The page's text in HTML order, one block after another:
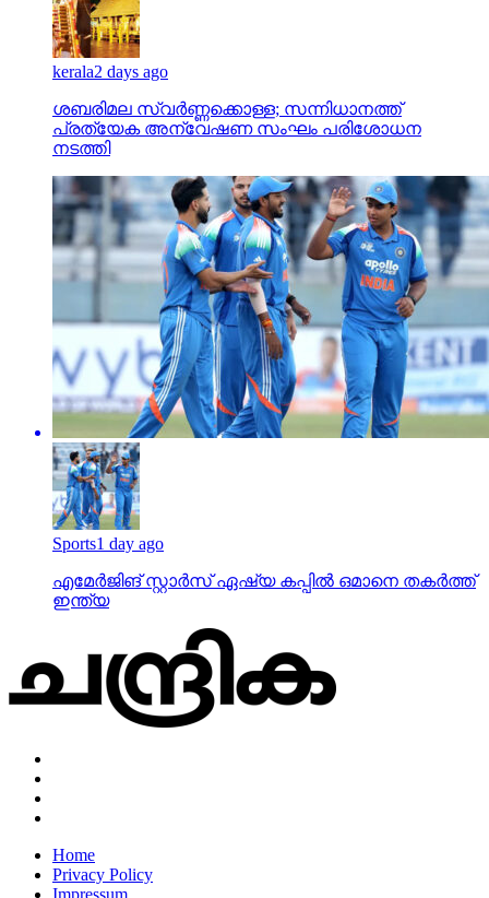
kerala2 days ago
ശബരിമല സ്വര്‍ണ്ണക്കൊള്ള; സന്നിധാനത്ത്
പ്രത്യേക അന്വേഷണ സംഘം പരിശോധന
നടത്തി
Sports1 day ago
എമേര്‍ജിങ് സ്റ്റാര്‍സ് ഏഷ്യ കപ്പില്‍ ഒമാനെ തകര്‍ത്ത്
ഇന്ത്യ
Home
Privacy Policy
Impressum